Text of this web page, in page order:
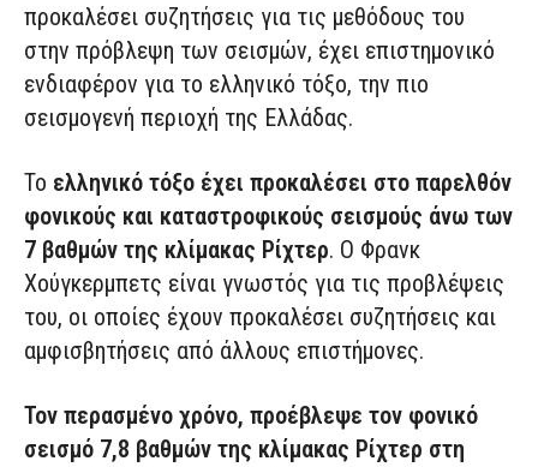
προκαλέσει συζητήσεις για τις μεθόδους του
στην πρόβλεψη των σεισμών, έχει επιστημονικό
ενδιαφέρον για το ελληνικό τόξο, την πιο
σεισμογενή περιοχή της Ελλάδας.
Το ελληνικό τόξο έχει προκαλέσει στο παρελθόν
φονικούς και καταστροφικούς σεισμούς άνω των
7 βαθμών της κλίμακας Ρίχτερ. Ο Φρανκ
Χούγκερμπετς είναι γνωστός για τις προβλέψεις
του, οι οποίες έχουν προκαλέσει συζητήσεις και
αμφισβητήσεις από άλλους επιστήμονες.
Τον περασμένο χρόνο, προέβλεψε τον φονικό
σεισμό 7,8 βαθμών της κλίμακας Ρίχτερ στη